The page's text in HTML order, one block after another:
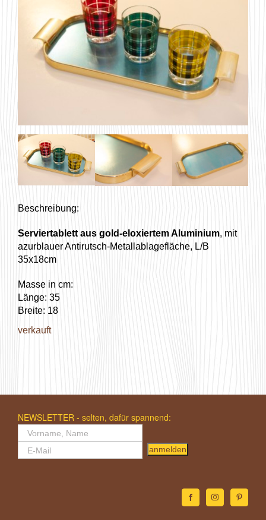
Beschreibung:
Serviertablett aus gold-eloxiertem Aluminium, mit
azurblauer Antirutsch-Metallablagefläche, L/B
35x18cm
Masse in cm:
Länge: 35
Breite: 18
verkauft
NEWSLETTER - selten, dafür spannend:
anmelden